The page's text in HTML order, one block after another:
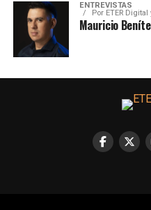
ENTREVISTAS
Por ETER
Mauricio